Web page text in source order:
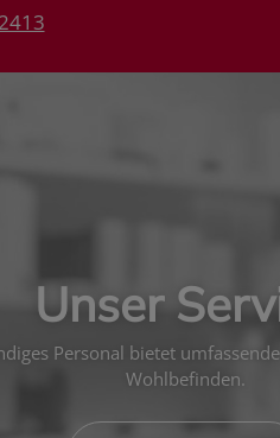
Unser
Personal bietet
Wohlbefinden.